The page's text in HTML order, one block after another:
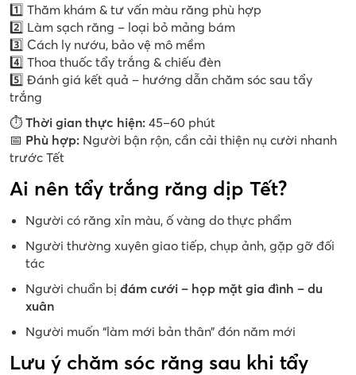
1️⃣ Thăm khám & tư vấn màu răng phù hợp
2️⃣ Làm sạch răng – loại bỏ mảng bám
3️⃣ Cách ly nướu, bảo vệ mô mềm
4️⃣ Thoa thuốc tẩy trắng & chiếu đèn
5️⃣ Đánh giá kết quả – hướng dẫn chăm sóc sau tẩy
trắng
⏱ Thời gian thực hiện: 45–60 phút
📅 Phù hợp: Người bận rộn, cần cải thiện nụ cười nhanh
trước Tết
Ai nên tẩy trắng răng dịp Tết?
Người có răng xỉn màu, ố vàng do thực phẩm
Người thường xuyên giao tiếp, chụp ảnh, gặp gỡ đối
tác
Người chuẩn bị đám cưới – họp mặt gia đình – du
xuân
Người muốn “làm mới bản thân” đón năm mới
Lưu ý chăm sóc răng sau khi tẩy